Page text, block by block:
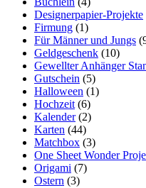
Designerpapier-Projekte
Firmung (1)
Für Männer und Jungs
Geldgeschenk (10)
Gewellter Anhänger
Gutschein (5)
Halloween (1)
Hochzeit (6)
Kalender(2)
Karten (44)
Matchbox (3)
One Sheet Wonder
Origami (7)
Ostern (3)